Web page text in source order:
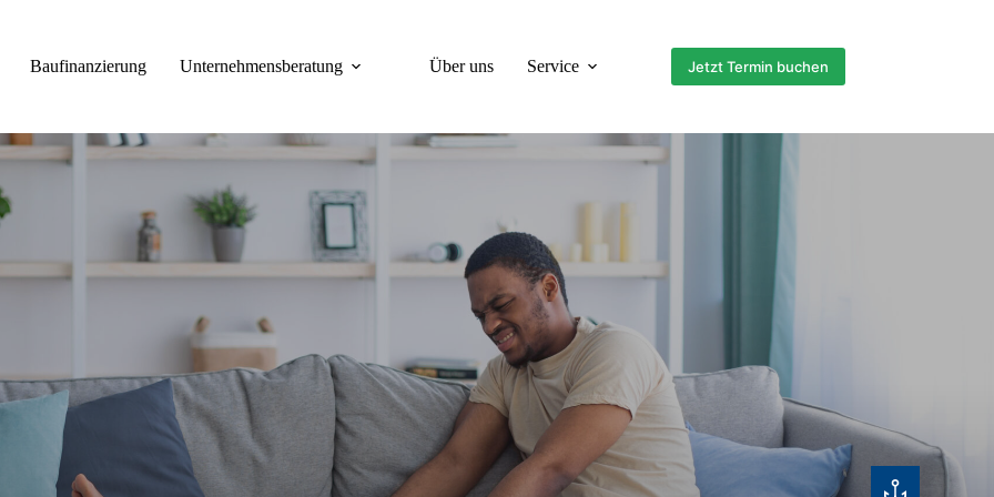
Baufinanzierung Unternehmensberatung Über uns Service Jetzt Termin buchen